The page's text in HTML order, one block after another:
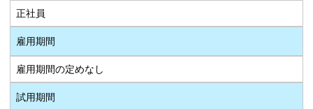
正社員
雇用期間
雇用期間の定めなし
試用期間